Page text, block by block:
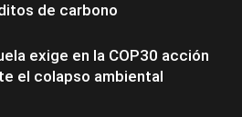
de carbono
exige en la COP30 acción
el colapso ambiental